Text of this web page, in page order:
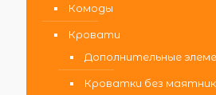
Комоды
Кровати
Дополнительные
Кроватки без